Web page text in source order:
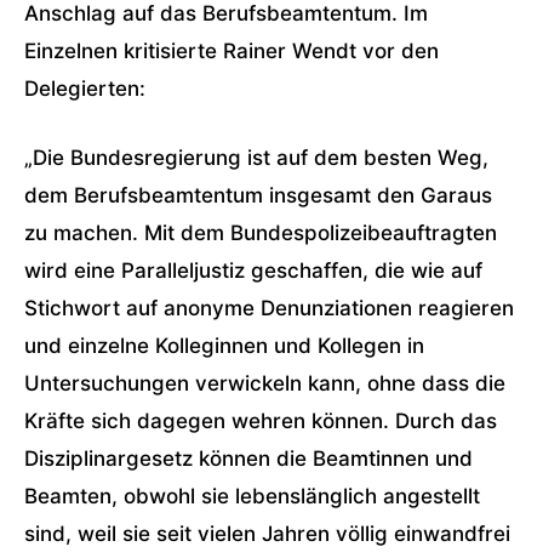
Anschlag auf das Berufsbeamtentum. Im
Einzelnen kritisierte Rainer Wendt vor den
Delegierten:
„Die Bundesregierung ist auf dem besten Weg,
dem Berufsbeamtentum insgesamt den Garaus
zu machen. Mit dem Bundespolizeibeauftragten
wird eine Paralleljustiz geschaffen, die wie auf
Stichwort auf anonyme Denunziationen reagieren
und einzelne Kolleginnen und Kollegen in
Untersuchungen verwickeln kann, ohne dass die
Kräfte sich dagegen wehren können. Durch das
Disziplinargesetz können die Beamtinnen und
Beamten, obwohl sie lebenslänglich angestellt
sind, weil sie seit vielen Jahren völlig einwandfrei